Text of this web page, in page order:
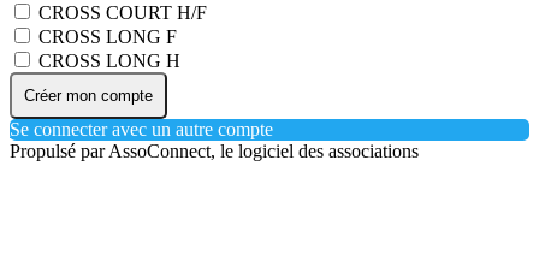
CROSS COURT H/F
CROSS LONG F
CROSS LONG H
Créer mon compte
Se connecter avec un autre compte
Propulsé par AssoConnect, le logiciel des associations